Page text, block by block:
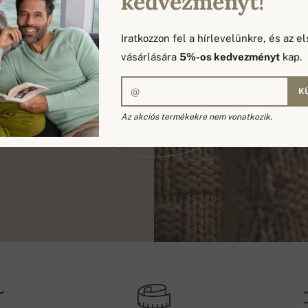
Iratkozzon fel a hírlevelünkre, és az
vásárlására 5%-os kedvezményt kap.
Az akciós termékekre nem vonatkozik.